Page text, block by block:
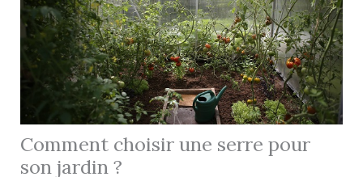
Comment choisir une serre pour
son jardin ?